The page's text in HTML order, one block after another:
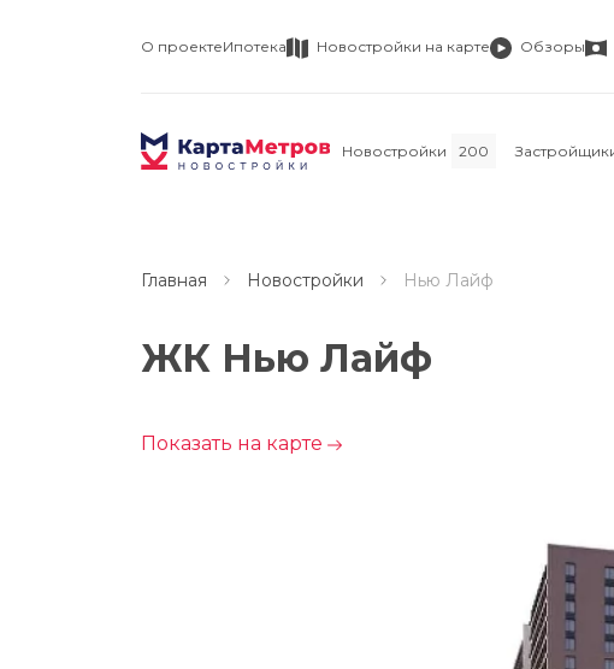
О проектеИпотека Новостройки на карте Обзоры
Новостройки 200
Главная Новостройки Нью Лайф
ЖК Нью Лайф
Показать на карте